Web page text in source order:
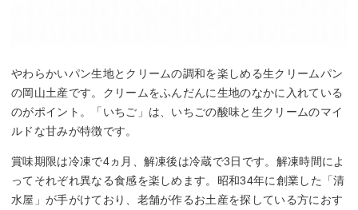
やわらかいパン生地とクリームの調和を楽しめる生クリームパン
の岡山土産です。クリームをふんだんに生地のなかに入れている
のがポイント。「いちご」は、いちごの酸味と生クリームのマイ
ルドな甘みが特徴です。
賞味期限は冷凍で4ヵ月、解凍後は冷蔵で3日です。解凍時間によ
ってそれぞれ異なる食感を楽しめます。昭和34年に創業した「清
水屋」が手がけており、老舗が作るお土産を探している方におす